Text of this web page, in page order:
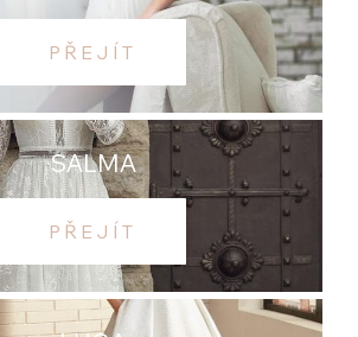
PŘEJÍT
SALMA
PŘEJÍT